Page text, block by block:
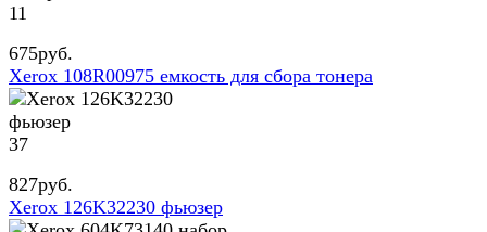
11
675руб.
Xerox 108R00975 емкость для сбора тонера
37
827руб.
Xerox 126K32230 фьюзер